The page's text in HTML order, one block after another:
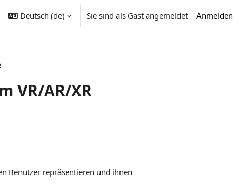
Deutsch ‎(de)‎ Sie sind als Gast angemeldet Anmelden
VR/AR/XR
Benutzer repräsentieren und ihnen